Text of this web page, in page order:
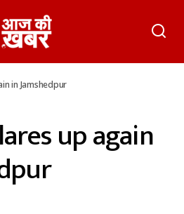
in Jamshedpur
up again